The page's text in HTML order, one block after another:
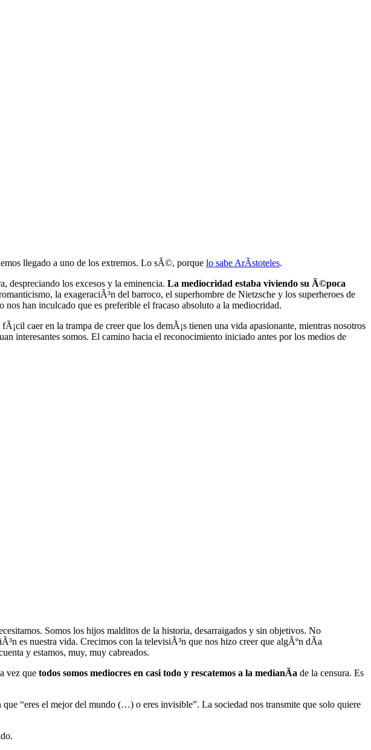
llegado a uno de los extremos. Lo sÃ©, porque lo sabe ArÃ­stoteles.
despreciando los excesos y la eminencia. La mediocridad estaba viviendo su Ã©poca
la exageraciÃ³n del barroco, el superhombre de Nietzsche y los superheroes de
han inculcado que es preferible el fracaso absoluto a la mediocridad.
caer en la trampa de creer que los demÃ¡s tienen una vida apasionante, mientras nosotros
interesantes somos. El camino hacia el reconocimiento iniciado antes por los medios de
Somos los hijos malditos de la historia, desarraigados y sin objetivos. No
es nuestra vida. Crecimos con la televisiÃ³n que nos hizo creer que algÃºn dÃ­a
y estamos, muy, muy cabreados.
vez que todos somos mediocres en casi todo y rescatemos a la medianÃ­a de la censura. Es
que “eres el mejor del mundo (…) o eres invisible”. La sociedad nos transmite que solo quiere